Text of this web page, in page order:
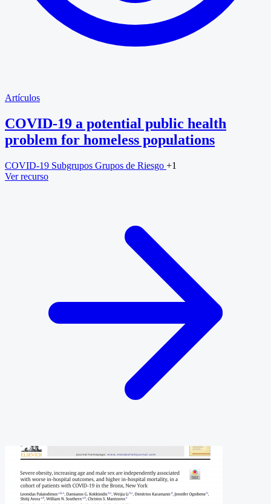
Artículos
COVID-19 a potential public health
problem for homeless populations
COVID-19 Subgrupos Grupos de Riesgo +1
Ver recurso